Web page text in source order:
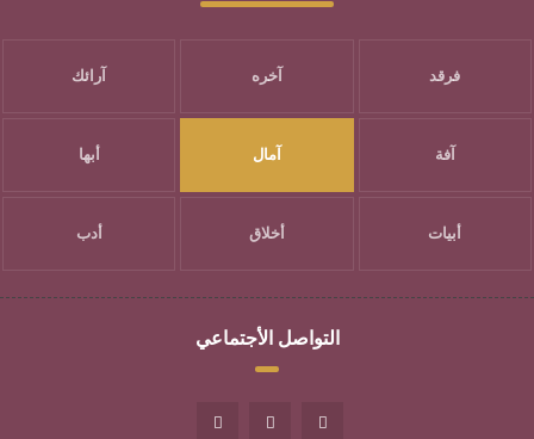
فرقد آخره آرائك
آفة آمال أبها
أبيات أخلاق أدب
التواصل الأجتماعي